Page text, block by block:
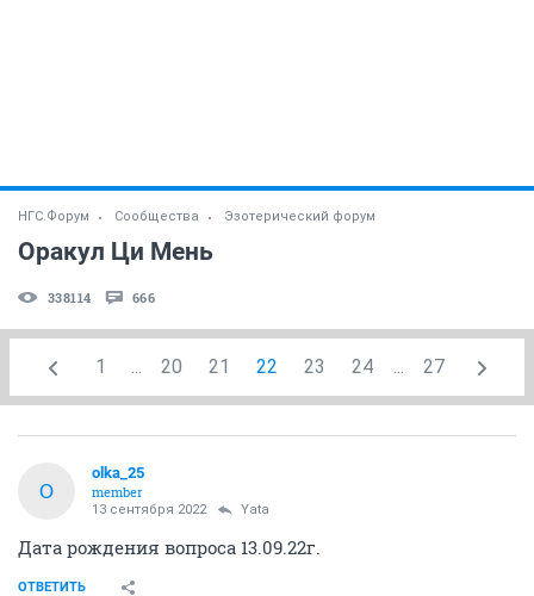
НГС.Форум Сообщества Эзотерический форум
Оракул Ци Мень
338114 666
1 ... 20 21 22 23 24 ... 27
O
olka_25
member
13 сентября 2022 Yata
Дата рождения вопроса 13.09.22г.
ОТВЕТИТЬ